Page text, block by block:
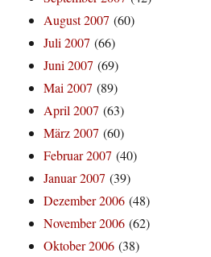
August 2007 (60)
Juli 2007 (66)
Juni 2007 (69)
Mai 2007 (89)
April 2007 (63)
März 2007 (60)
Februar 2007 (40)
Januar 2007 (39)
Dezember 2006 (48)
November 2006 (62)
Oktober 2006 (38)